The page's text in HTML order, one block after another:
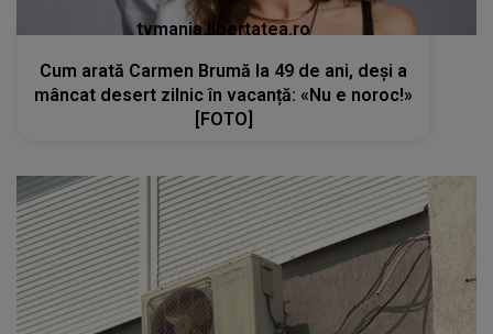
tvmania.libertatea.ro
Cum arată Carmen Brumă la 49 de ani, deși a
mâncat desert zilnic în vacanță: «Nu e noroc!»
[FOTO]